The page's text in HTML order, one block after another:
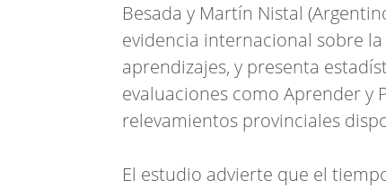
Besada y Martín Nistal
evidencia internacional sobre
aprendizajes, y presenta
evaluaciones como Aprender y
relevamientos provinciales
El estudio advierte que el